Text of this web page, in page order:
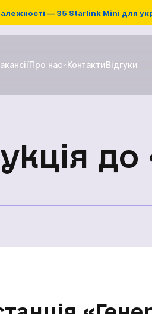
— 35 Starlink Mini для
FPV-дрони
Інші технічні
Про нас КонтактиВідгуки